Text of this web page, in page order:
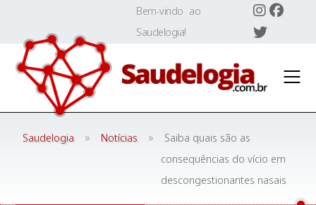
content
Bem-vindo ao
Saudelogia!
Saudelogia » Notícias »
Saiba quais são as
consequências do vício em
descongestionantes nasais